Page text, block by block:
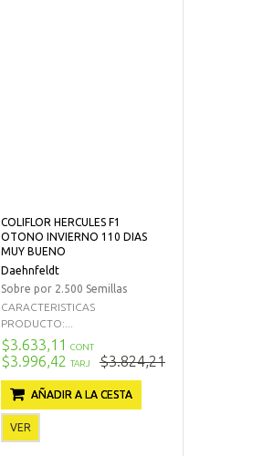
COLIFLOR HERCULES F1
OTONO INVIERNO 110 DIAS
MUY BUENO
Daehnfeldt
Sobre por 2.500 Semillas
CARACTERISTICAS
PRODUCTO:...
$3.633,11 CONT
$3.996,42 TARJ $3.824,21
AÑADIR A LA CESTA
VER